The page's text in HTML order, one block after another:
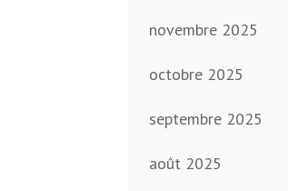
novembre 2025
octobre 2025
septembre 2025
août 2025